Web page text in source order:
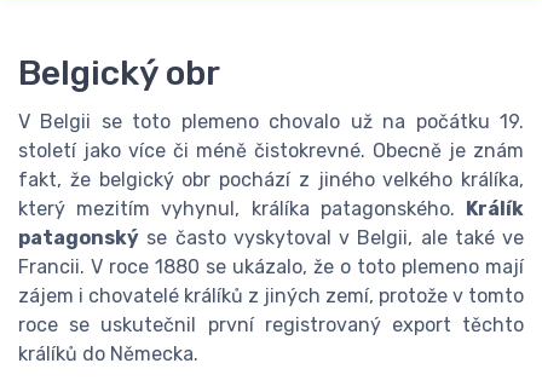
Belgický obr
V Belgii se toto plemeno chovalo už na počátku 19.
století jako více či méně čistokrevné. Obecně je znám
fakt, že belgický obr pochází z jiného velkého králíka,
který mezitím vyhynul, králíka patagonského. Králík
patagonský se často vyskytoval v Belgii, ale také ve
Francii. V roce 1880 se ukázalo, že o toto plemeno mají
zájem i chovatelé králíků z jiných zemí, protože v tomto
roce se uskutečnil první registrovaný export těchto
králíků do Německa.